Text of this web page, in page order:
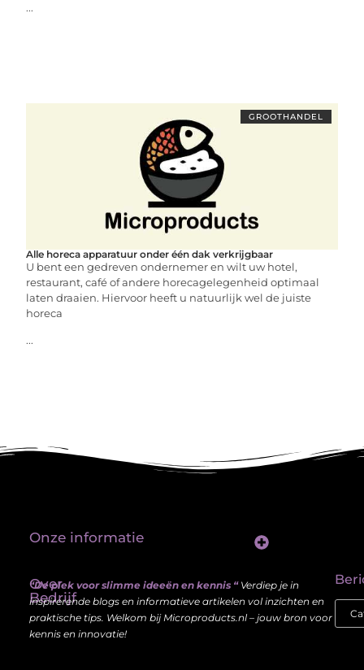
...
GROOTHANDEL
Alle horeca apparatuur onder één dak verkrijgbaar
U bent een gedreven ondernemer en wilt uw hotel,
restaurant, café of andere horecagelegenheid optimaal
laten draaien. Hiervoor heeft u natuurlijk wel de juiste
horeca
...
Over
Bedrijf
“De plek voor slimme ideeën en kennis “Verdiep je in
inspirerende blogs en informatieve artikelen vol inzichten en
praktische tips. Welkom bij Microproducts.nl – jouw bron voor
kennis en innovatie!
Onze informatie